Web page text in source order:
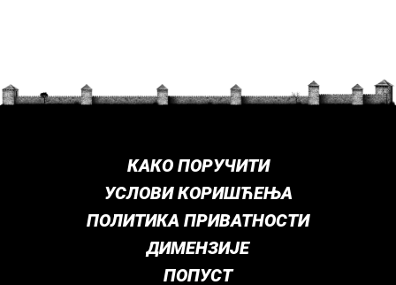
КАКО ПОРУЧИТИ
УСЛОВИ КОРИШЋЕЊА
ПОЛИТИКА ПРИВАТНОСТИ
ДИМЕНЗИЈЕ
ПОПУСТ